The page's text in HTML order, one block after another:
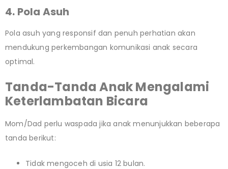
4. Pola Asuh
Pola asuh yang responsif dan penuh perhatian akan
mendukung perkembangan komunikasi anak secara
optimal.
Tanda-Tanda Anak Mengalami
Keterlambatan Bicara
Mom/Dad perlu waspada jika anak menunjukkan beberapa
tanda berikut:
Tidak mengoceh di usia 12 bulan.